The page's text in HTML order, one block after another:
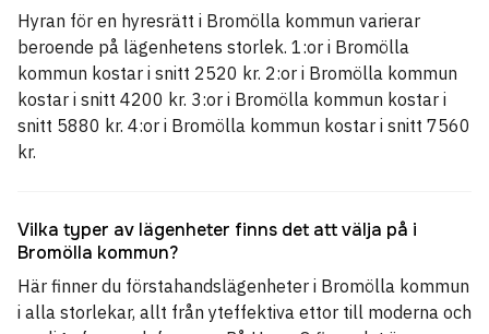
Hyran för en hyresrätt i Bromölla kommun varierar
beroende på lägenhetens storlek. 1:or i Bromölla
kommun kostar i snitt 2520 kr. 2:or i Bromölla kommun
kostar i snitt 4200 kr. 3:or i Bromölla kommun kostar i
snitt 5880 kr. 4:or i Bromölla kommun kostar i snitt 7560
kr.
Vilka typer av lägenheter finns det att välja på i
Bromölla kommun?
Här finner du förstahandslägenheter i Bromölla kommun
i alla storlekar, allt från yteffektiva ettor till moderna och